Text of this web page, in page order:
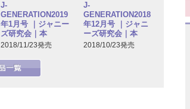
J-
GENERATION2019
年1月号 ｜ジャニー
ズ研究会｜本
2018/11/23発売
J-
GENERATION2018
年12月号 ｜ジャニ
ーズ研究会｜本
2018/10/23発売